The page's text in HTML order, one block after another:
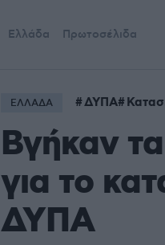
Ελλάδα Πρωτοσέλιδα
ΕΛΛΑΔΑ ΔΥΠΑ
Βγήκαν
για το
ΔΥΠΑ